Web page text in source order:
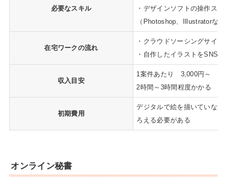
必要なスキル
・デザインソフトの操作スキ
（Photoshop、Illustratorなど
在宅ワークの流れ
・クラウドソーシングサイ
・自作したイラストをSNS
収入目安
1案件あたり 3,000円～
2時間～3時間程度かかる
初期費用
デジタルで絵を描いていな
ろえる必要がある
オンライン秘書